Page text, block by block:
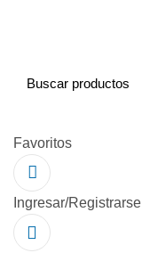
Favoritos
Ingresar/Registrarse